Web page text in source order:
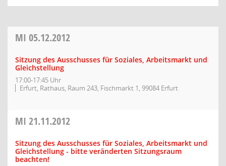
MI 05.12.2012
Sitzung des Ausschusses für Soziales, Arbeitsmarkt und
Gleichstellung
17:00-17:45 Uhr
Erfurt, Rathaus, Raum 243, Fischmarkt 1, 99084 Erfurt
MI 21.11.2012
Sitzung des Ausschusses für Soziales, Arbeitsmarkt und
Gleichstellung - bitte veränderten Sitzungsraum
beachten!